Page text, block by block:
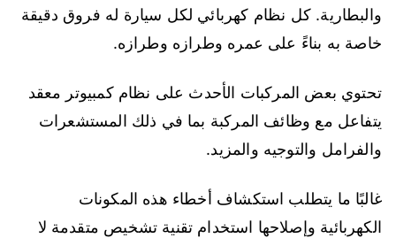
والبطارية. كل نظام كهربائي لكل سيارة له فروق دقيقة
خاصة به بناءً على عمره وطرازه وطرازه.
تحتوي بعض المركبات الأحدث على نظام كمبيوتر معقد
يتفاعل مع وظائف المركبة بما في ذلك المستشعرات
والفرامل والتوجيه والمزيد.
غالبًا ما يتطلب استكشاف أخطاء هذه المكونات
الكهربائية وإصلاحها استخدام تقنية تشخيص متقدمة لا